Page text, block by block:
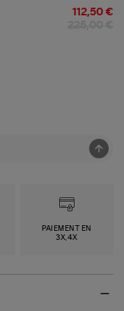
112,50 €
PAIEMENT EN
3X,4X